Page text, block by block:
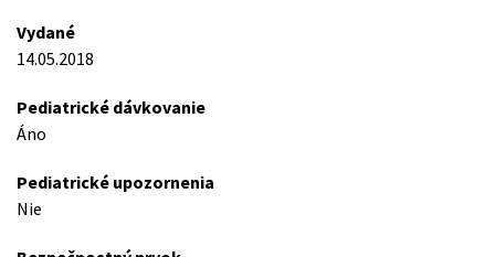
Vydané
14.05.2018
Pediatrické dávkovanie
Áno
Pediatrické upozornenia
Nie